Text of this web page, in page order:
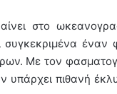
στο
Με τον
πιθανή